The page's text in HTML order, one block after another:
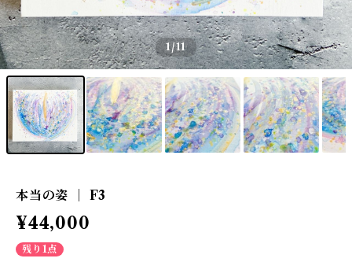
1/11
本当の姿 ｜ F3
¥44,000
残り1点